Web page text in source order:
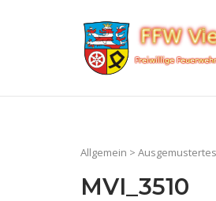
Home
Allgemein >
MVI_3510